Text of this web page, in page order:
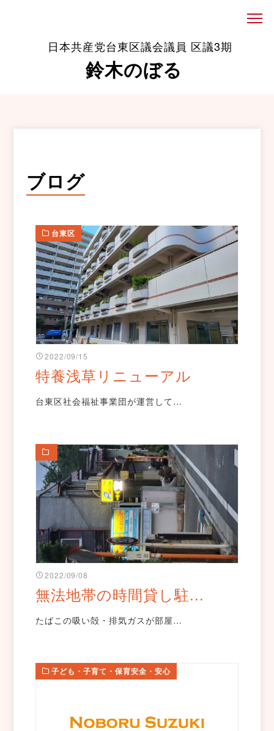
日本共産党台東区議会議員 区議3期
鈴木のぼる
ブログ
台東区
2022/09/15
特養浅草リニューアル
台東区社会福祉事業団が運営して…
2022/09/08
無法地帯の時間貸し駐...
たばこの吸い殻・排気ガスが部屋…
子ども・子育て・保育安全・安心